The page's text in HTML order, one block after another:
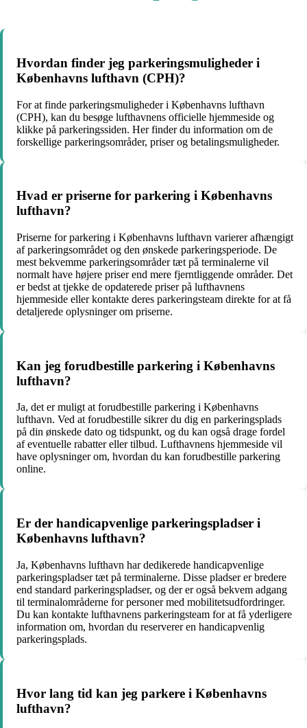
Hvordan finder jeg parkeringsmuligheder i
Københavns lufthavn (CPH)?
For at finde parkeringsmuligheder i Københavns lufthavn
(CPH), kan du besøge lufthavnens officielle hjemmeside og
klikke på parkeringssiden. Her finder du information om de
forskellige parkeringsområder, priser og betalingsmuligheder.
Hvad er priserne for parkering i Københavns
lufthavn?
Priserne for parkering i Københavns lufthavn varierer afhængigt
af parkeringsområdet og den ønskede parkeringsperiode. De
mest bekvemme parkeringsområder tæt på terminalerne vil
normalt have højere priser end mere fjerntliggende områder. Det
er bedst at tjekke de opdaterede priser på lufthavnens
hjemmeside eller kontakte deres parkeringsteam direkte for at få
detaljerede oplysninger om priserne.
Kan jeg forudbestille parkering i Københavns
lufthavn?
Ja, det er muligt at forudbestille parkering i Københavns
lufthavn. Ved at forudbestille sikrer du dig en parkeringsplads
på din ønskede dato og tidspunkt, og du kan også drage fordel
af eventuelle rabatter eller tilbud. Lufthavnens hjemmeside vil
have oplysninger om, hvordan du kan forudbestille parkering
online.
Er der handicapvenlige parkeringspladser i
Københavns lufthavn?
Ja, Københavns lufthavn har dedikerede handicapvenlige
parkeringspladser tæt på terminalerne. Disse pladser er bredere
end standard parkeringspladser, og der er også bekvem adgang
til terminalområderne for personer med mobilitetsudfordringer.
Du kan kontakte lufthavnens parkeringsteam for at få yderligere
information om, hvordan du reserverer en handicapvenlig
parkeringsplads.
Hvor lang tid kan jeg parkere i Københavns
lufthavn?